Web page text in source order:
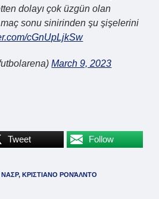
dolayı çok üzgün olan
sonu sinirinden şu şişelerini
cGnUpLjkSw
March 9, 2023
Tweet Follow
ΝΑΣΡ, ΚΡΙΣΤΙΑΝΟ ΡΟΝΆΛΝΤΟ